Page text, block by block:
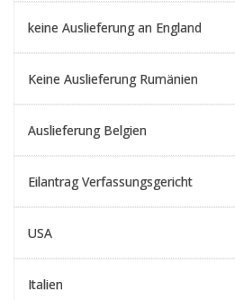
keine Auslieferung an England
Keine Auslieferung Rumänien
Auslieferung Belgien
Eilantrag Verfassungsgericht
USA
Italien